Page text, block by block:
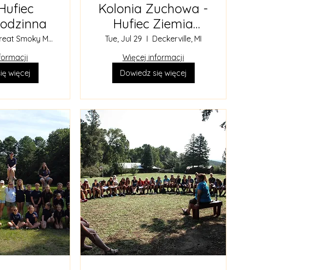
Great Smoky Mountains
więcej
Kolonia Zuchowa -
Hufiec Ziemia
Rodzinna
Tue, Jul 29
Deckerville, MI
Więcej informacji
Dowiedz się więcej